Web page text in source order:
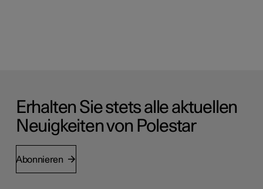
Erhalten Sie stets alle aktuellen
Neuigkeiten von Polestar
Abonnieren